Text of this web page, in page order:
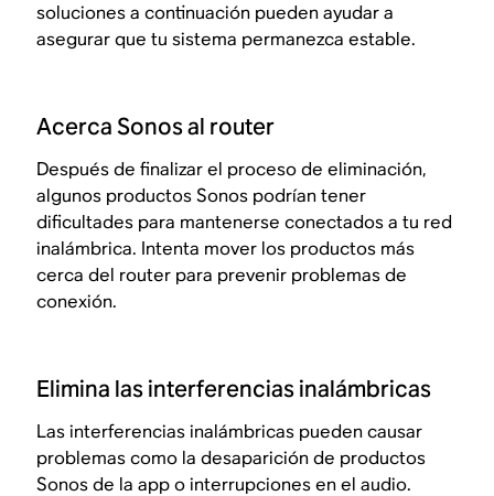
soluciones a continuación pueden ayudar a
asegurar que tu sistema permanezca estable.
Acerca Sonos al router
Después de finalizar el proceso de eliminación,
algunos productos Sonos podrían tener
dificultades para mantenerse conectados a tu red
inalámbrica. Intenta mover los productos más
cerca del router para prevenir problemas de
conexión.
Elimina las interferencias inalámbricas
Las interferencias inalámbricas pueden causar
problemas como la desaparición de productos
Sonos de la app o interrupciones en el audio.